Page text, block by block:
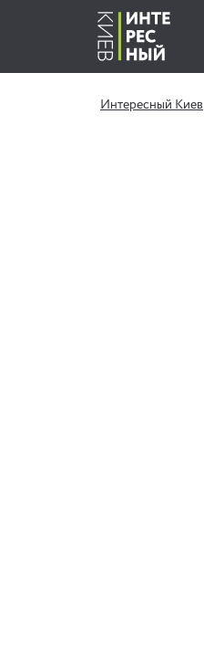
Интересный Киев